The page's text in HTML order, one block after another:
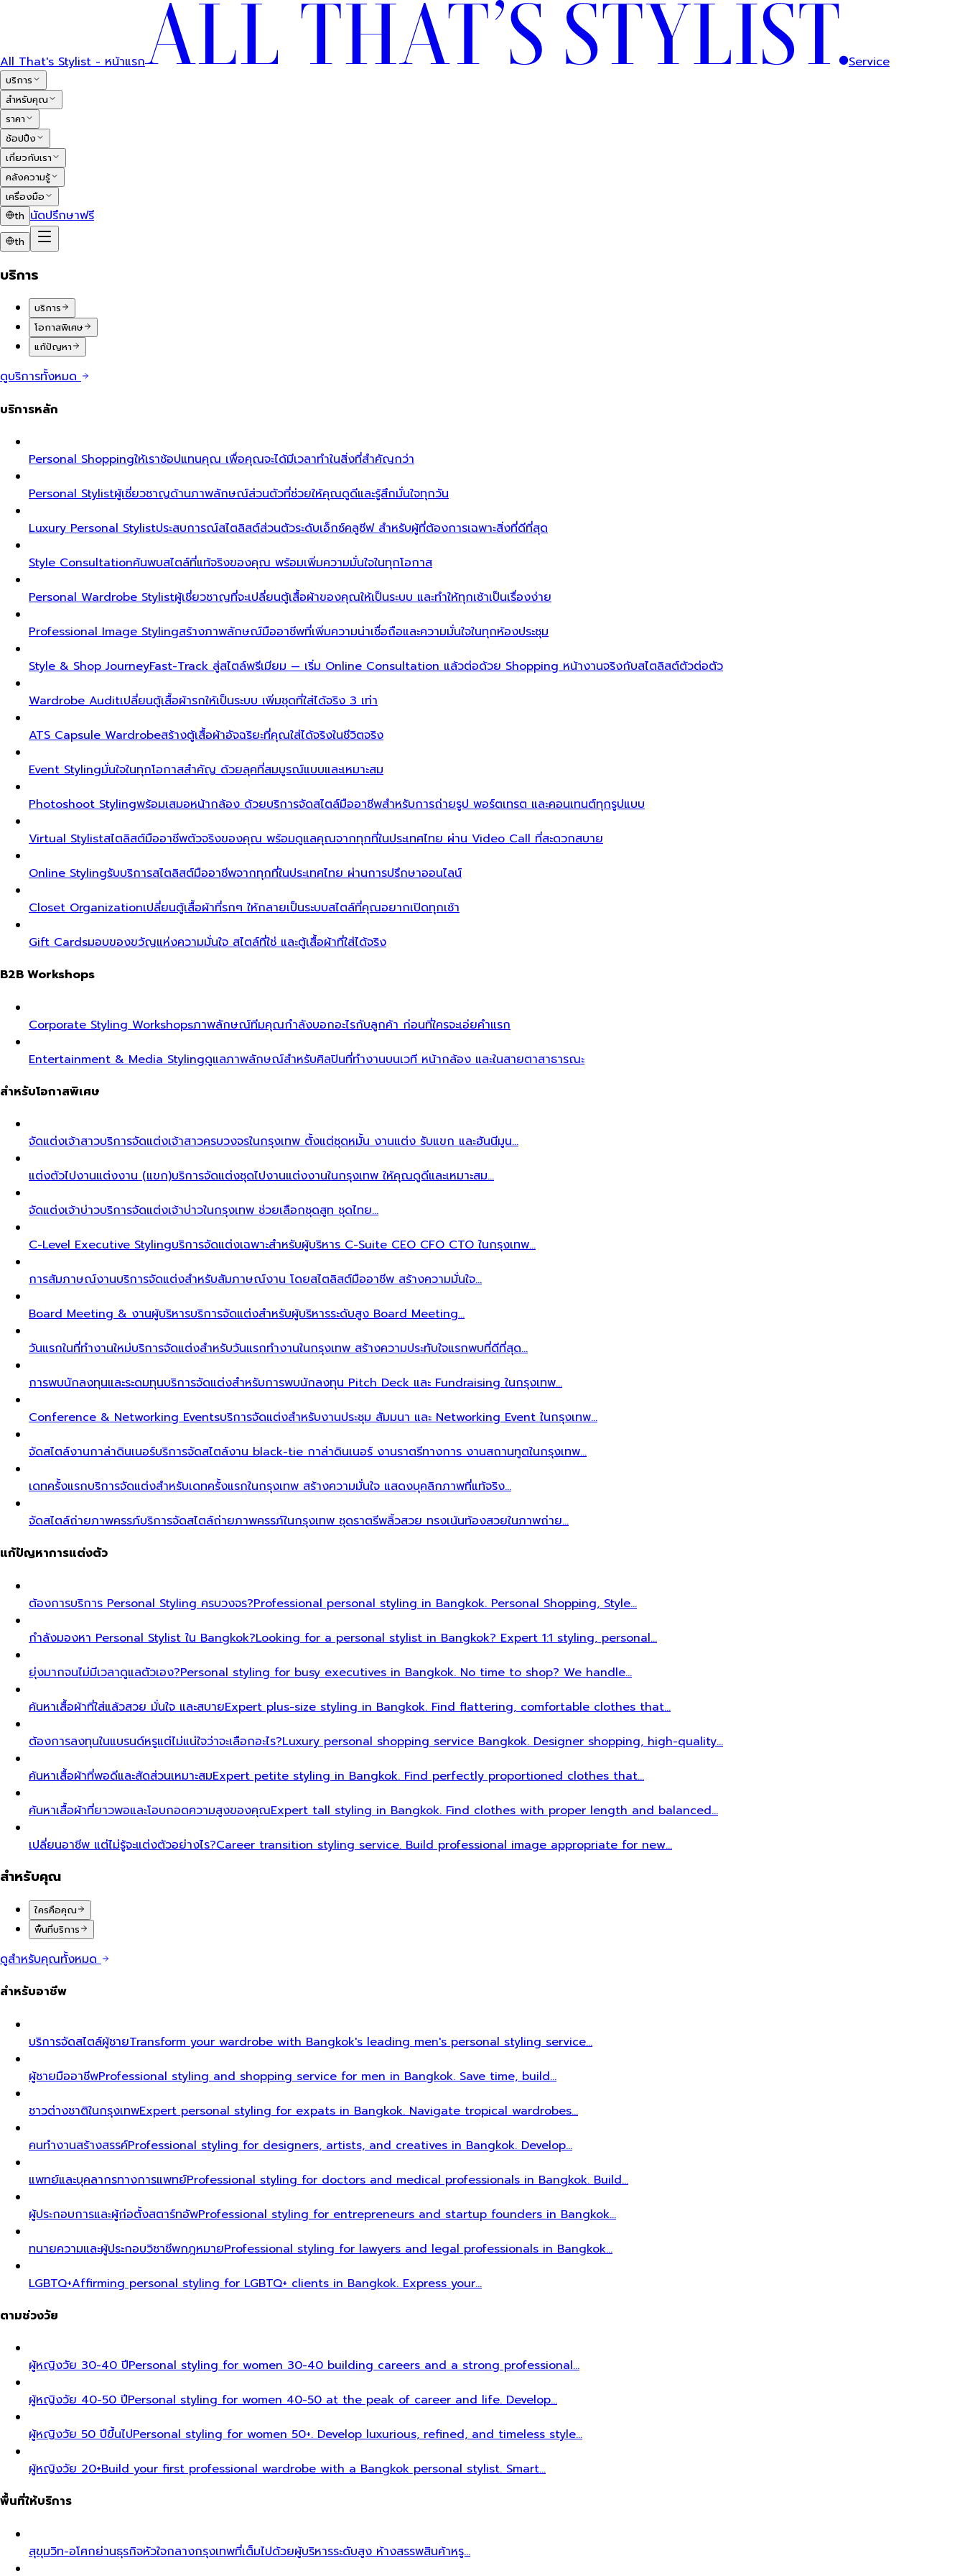
All That's Stylist - หน้าแรก Service
บริการ
สำหรับคุณ
ราคา
ช้อปปิ้ง
เกี่ยวกับเรา
คลังความรู้
เครื่องมือ
th นัดปรึกษาฟรี
th
บริการ
บริการ
โอกาสพิเศษ
แก้ปัญหา
ดูบริการทั้งหมด
บริการหลัก
Personal Shoppingให้เราช้อปแทนคุณ เพื่อคุณจะได้มีเวลาทำในสิ่งที่สำคัญกว่า
Personal Stylistผู้เชี่ยวชาญด้านภาพลักษณ์ส่วนตัวที่ช่วยให้คุณดูดีและรู้สึกมั่นใจทุกวัน
Luxury Personal Stylistประสบการณ์สไตลิสต์ส่วนตัวระดับเอ็กซ์คลูซีฟ สำหรับผู้ที่ต้องการเฉพาะสิ่งที่ดีที่สุด
Style Consultationค้นพบสไตล์ที่แท้จริงของคุณ พร้อมเพิ่มความมั่นใจในทุกโอกาส
Personal Wardrobe Stylistผู้เชี่ยวชาญที่จะเปลี่ยนตู้เสื้อผ้าของคุณให้เป็นระบบ และทำให้ทุกเช้าเป็นเรื่องง่าย
Professional Image Stylingสร้างภาพลักษณ์มืออาชีพที่เพิ่มความน่าเชื่อถือและความมั่นใจในทุกห้องประชุม
Style & Shop JourneyFast-Track สู่สไตล์พรีเมียม — เริ่ม Online Consultation แล้วต่อด้วย Shopping หน้างานจริงกับสไตลิสต์ตัวต่อตัว
Wardrobe Auditเปลี่ยนตู้เสื้อผ้ารกให้เป็นระบบ เพิ่มชุดที่ใส่ได้จริง 3 เท่า
ATS Capsule Wardrobeสร้างตู้เสื้อผ้าอัจฉริยะที่คุณใส่ได้จริงในชีวิตจริง
Event Stylingมั่นใจในทุกโอกาสสำคัญ ด้วยลุคที่สมบูรณ์แบบและเหมาะสม
Photoshoot Stylingพร้อมเสมอหน้ากล้อง ด้วยบริการจัดสไตล์มืออาชีพสำหรับการถ่ายรูป พอร์ตเทรต และคอนเทนต์ทุกรูปแบบ
Virtual Stylistสไตลิสต์มืออาชีพตัวจริงของคุณ พร้อมดูแลคุณจากทุกที่ในประเทศไทย ผ่าน Video Call ที่สะดวกสบาย
Online Stylingรับบริการสไตลิสต์มืออาชีพจากทุกที่ในประเทศไทย ผ่านการปรึกษาออนไลน์
Closet Organizationเปลี่ยนตู้เสื้อผ้าที่รกๆ ให้กลายเป็นระบบสไตล์ที่คุณอยากเปิดทุกเช้า
Gift Cardsมอบของขวัญแห่งความมั่นใจ สไตล์ที่ใช่ และตู้เสื้อผ้าที่ใส่ได้จริง
B2B Workshops
Corporate Styling Workshopsภาพลักษณ์ทีมคุณกำลังบอกอะไรกับลูกค้า ก่อนที่ใครจะเอ่ยคำแรก
Entertainment & Media Stylingดูแลภาพลักษณ์สำหรับศิลปินที่ทำงานบนเวที หน้ากล้อง และในสายตาสาธารณะ
สำหรับโอกาสพิเศษ
จัดแต่งเจ้าสาวบริการจัดแต่งเจ้าสาวครบวงจรในกรุงเทพ ตั้งแต่ชุดหมั้น งานแต่ง รับแขก และฮันนีมูน…
แต่งตัวไปงานแต่งงาน (แขก)บริการจัดแต่งชุดไปงานแต่งงานในกรุงเทพ ให้คุณดูดีและเหมาะสม…
จัดแต่งเจ้าบ่าวบริการจัดแต่งเจ้าบ่าวในกรุงเทพ ช่วยเลือกชุดสูท ชุดไทย…
C-Level Executive Stylingบริการจัดแต่งเฉพาะสำหรับผู้บริหาร C-Suite CEO CFO CTO ในกรุงเทพ…
การสัมภาษณ์งานบริการจัดแต่งสำหรับสัมภาษณ์งาน โดยสไตลิสต์มืออาชีพ สร้างความมั่นใจ…
Board Meeting & งานผู้บริหารบริการจัดแต่งสำหรับผู้บริหารระดับสูง Board Meeting…
วันแรกในที่ทำงานใหม่บริการจัดแต่งสำหรับวันแรกทำงานในกรุงเทพ สร้างความประทับใจแรกพบที่ดีที่สุด…
การพบนักลงทุนและระดมทุนบริการจัดแต่งสำหรับการพบนักลงทุน Pitch Deck และ Fundraising ในกรุงเทพ…
Conference & Networking Eventsบริการจัดแต่งสำหรับงานประชุม สัมมนา และ Networking Event ในกรุงเทพ…
จัดสไตล์งานกาล่าดินเนอร์บริการจัดสไตล์งาน black-tie กาล่าดินเนอร์ งานราตรีทางการ งานสถานทูตในกรุงเทพ…
เดทครั้งแรกบริการจัดแต่งสำหรับเดทครั้งแรกในกรุงเทพ สร้างความมั่นใจ แสดงบุคลิกภาพที่แท้จริง…
จัดสไตล์ถ่ายภาพครรภ์บริการจัดสไตล์ถ่ายภาพครรภ์ในกรุงเทพ ชุดราตรีพลิ้วสวย ทรงเน้นท้องสวยในภาพถ่าย…
แก้ปัญหาการแต่งตัว
ต้องการบริการ Personal Styling ครบวงจร?Professional personal styling in Bangkok. Personal Shopping, Style…
กำลังมองหา Personal Stylist ใน Bangkok?Looking for a personal stylist in Bangkok? Expert 1:1 styling, personal…
ยุ่งมากจนไม่มีเวลาดูแลตัวเอง?Personal styling for busy executives in Bangkok. No time to shop? We handle…
ค้นหาเสื้อผ้าที่ใส่แล้วสวย มั่นใจ และสบายExpert plus-size styling in Bangkok. Find flattering, comfortable clothes that…
ต้องการลงทุนในแบรนด์หรูแต่ไม่แน่ใจว่าจะเลือกอะไร?Luxury personal shopping service Bangkok. Designer shopping, high-quality…
ค้นหาเสื้อผ้าที่พอดีและสัดส่วนเหมาะสมExpert petite styling in Bangkok. Find perfectly proportioned clothes that…
ค้นหาเสื้อผ้าที่ยาวพอและโอบกอดความสูงของคุณExpert tall styling in Bangkok. Find clothes with proper length and balanced…
เปลี่ยนอาชีพ แต่ไม่รู้จะแต่งตัวอย่างไร?Career transition styling service. Build professional image appropriate for new…
สำหรับคุณ
ใครคือคุณ
พื้นที่บริการ
ดูสำหรับคุณทั้งหมด
สำหรับอาชีพ
บริการจัดสไตล์ผู้ชายTransform your wardrobe with Bangkok's leading men's personal styling service…
ผู้ชายมืออาชีพProfessional styling and shopping service for men in Bangkok. Save time, build…
ชาวต่างชาติในกรุงเทพExpert personal styling for expats in Bangkok. Navigate tropical wardrobes…
คนทำงานสร้างสรรค์Professional styling for designers, artists, and creatives in Bangkok. Develop…
แพทย์และบุคลากรทางการแพทย์Professional styling for doctors and medical professionals in Bangkok. Build…
ผู้ประกอบการและผู้ก่อตั้งสตาร์ทอัพProfessional styling for entrepreneurs and startup founders in Bangkok…
ทนายความและผู้ประกอบวิชาชีพกฎหมายProfessional styling for lawyers and legal professionals in Bangkok…
LGBTQ+Affirming personal styling for LGBTQ+ clients in Bangkok. Express your…
ตามช่วงวัย
ผู้หญิงวัย 30-40 ปีPersonal styling for women 30-40 building careers and a strong professional…
ผู้หญิงวัย 40-50 ปีPersonal styling for women 40-50 at the peak of career and life. Develop…
ผู้หญิงวัย 50 ปีขึ้นไปPersonal styling for women 50+. Develop luxurious, refined, and timeless style…
ผู้หญิงวัย 20+Build your first professional wardrobe with a Bangkok personal stylist. Smart…
พื้นที่ให้บริการ
สุขุมวิท-อโศกย่านธุรกิจหัวใจกลางกรุงเทพที่เต็มไปด้วยผู้บริหารระดับสูง ห้างสรรพสินค้าหรู…